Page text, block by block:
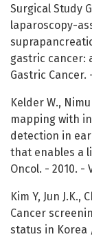
Surgical Study
laparoscopy-
gastric cancer:
Gastric Cancer.
Kelder W.,
mapping with
detection in
that enables a
Oncol. - 2010. -
Kim Y, Jun
Cancer
status in Korea